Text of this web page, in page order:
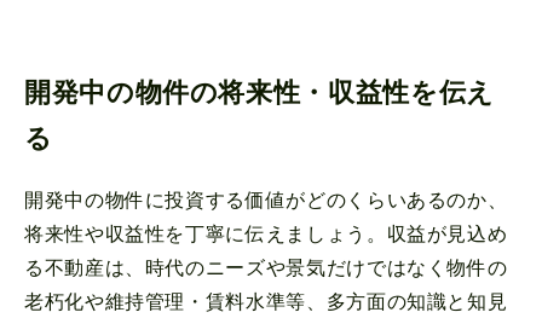
開発中の物件の将来性・収益性を伝え
る
開発中の物件に投資する価値がどのくらいあるのか、
将来性や収益性を丁寧に伝えましょう。収益が見込め
る不動産は、時代のニーズや景気だけではなく物件の
老朽化や維持管理・賃料水準等、多方面の知識と知見